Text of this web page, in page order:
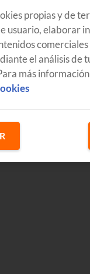
propias y de
usuario, elaborar
el análisis de
más